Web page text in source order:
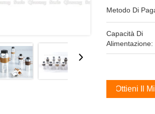
Metodo Di
Capacità Di
Alimentazione:
Ottieni Il